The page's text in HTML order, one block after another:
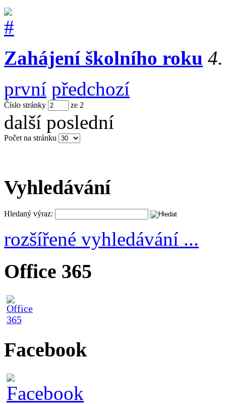
Zahájení školního roku
první předchozí
Číslo stránky ze 2
další poslední
Počet na stránku
Vyhledávání
Hledaný výraz:
rozšířené vyhledávání ...
Office 365
Facebook